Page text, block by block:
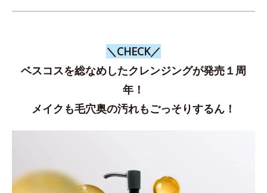
＼CHECK／
ベスコスを総なめしたクレンジングが発売１周
年！
メイクも毛穴奥の汚れもごっそりするん！